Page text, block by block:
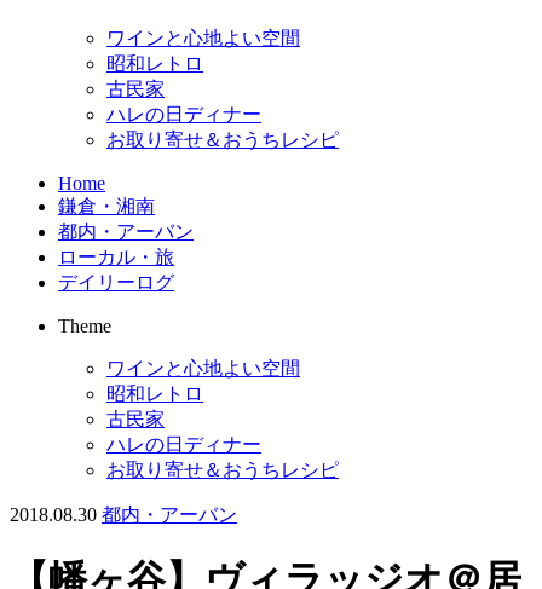
ワインと心地よい空間
昭和レトロ
古民家
ハレの日ディナー
お取り寄せ＆おうちレシピ
Home
鎌倉・湘南
都内・アーバン
ローカル・旅
デイリーログ
Theme
ワインと心地よい空間
昭和レトロ
古民家
ハレの日ディナー
お取り寄せ＆おうちレシピ
2018.08.30 都内・アーバン
【幡ヶ谷】ヴィラッジオ＠居